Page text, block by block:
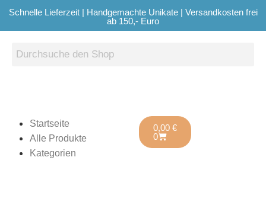
Schnelle Lieferzeit | Handgemachte Unikate | Versandkosten frei
ab 150,- Euro
Startseite
Alle Produkte
Kategorien
0,00 €
0